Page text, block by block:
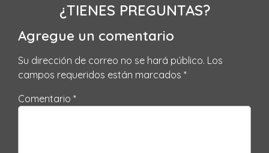
¿TIENES PREGUNTAS?
Agregue un comentario
Su dirección de correo no se hará público. Los
campos requeridos están marcados *
Comentario *